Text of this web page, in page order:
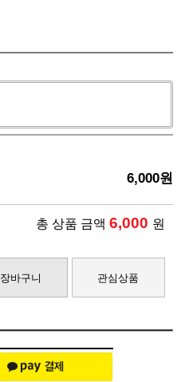
6,000원
총 상품 금액 6,000 원
장바구니 관심상품